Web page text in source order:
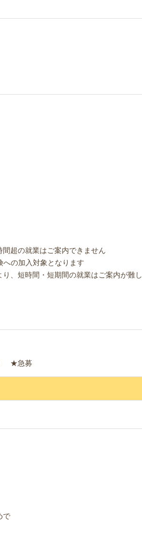
超の就業はご案内できません
の加入対象となります
、短時間・短期間の就業はご案内が難し
！ ★急募
で